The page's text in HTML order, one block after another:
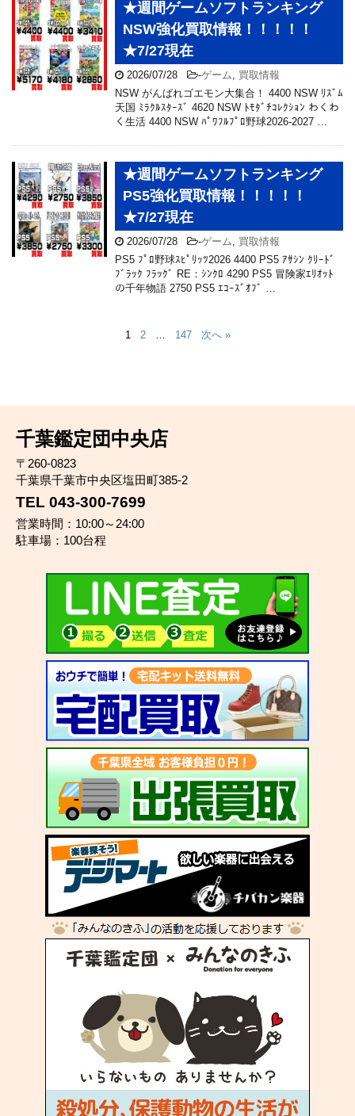
★週間ゲームソフトランキング
NSW強化買取情報！！！！！
★7/27現在
2026/07/28 -ゲーム
買取情報
NSW がんばれゴエモン大集合！ 4400 NSW ﾘｽﾞﾑ
天国 ﾐﾗｸﾙｽﾀｰｽﾞ 4620 NSW ﾄﾓﾀﾞﾁｺﾚｸｼｮﾝ わくわ
く生活 4400 NSW ﾊﾟﾜﾌﾙﾌﾟﾛ野球2026-2027 …
★週間ゲームソフトランキング
PS5強化買取情報！！！！！
★7/27現在
2026/07/28 -ゲーム
買取情報
PS5 ﾌﾟﾛ野球ｽﾋﾟﾘｯﾂ2026 4400 PS5 ｱｻｼﾝ ｸﾘｰﾄﾞ
ﾌﾞﾗｯｸ ﾌﾗｯｸﾞ RE：ｼﾝｸﾛ 4290 PS5 冒険家ｴﾘｵｯﾄ
の千年物語 2750 PS5 ｴｺｰｽﾞｵﾌﾞ …
1 2 147 次へ »
千葉鑑定団中央店
〒260-0823
千葉県千葉市中央区塩田町385-2
TEL 043-300-7699
営業時間：10:00～24:00
駐車場：100台程